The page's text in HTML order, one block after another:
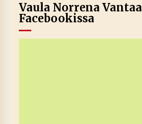
Vaula Norrena Vantaa
Facebookissa